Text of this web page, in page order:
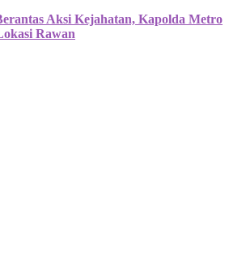
Aksi Kejahatan, Kapolda Metro
Rawan